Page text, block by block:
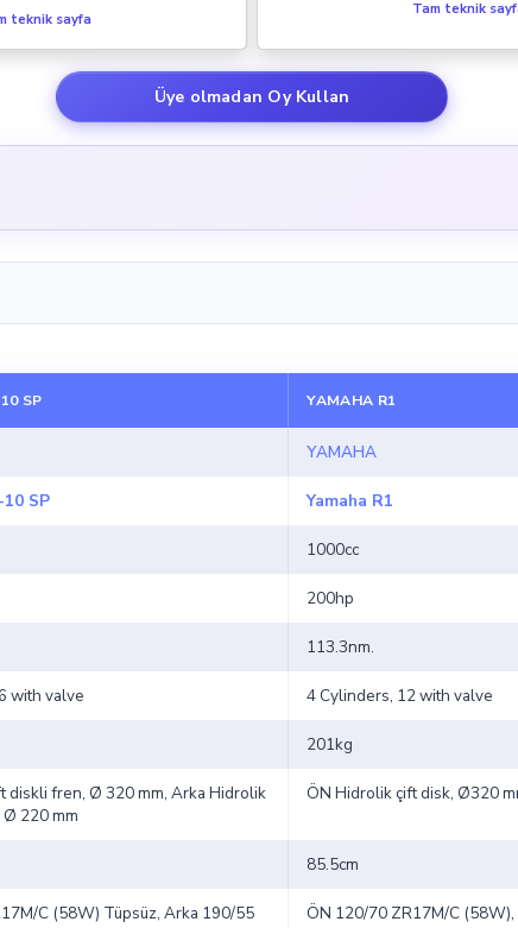
teknik sayfa
Tam teknik
Üye olmadan Oy Kullan
SP YAMAHA R1
YAMAHA
SP Yamaha R1
1000cc
200hp
113.3nm.
with valve 4 Cylinders, 12 with valve
201kg
diskli fren, Ø 320 mm, Arka Hidrolik
220 mm
ÖN Hidrolik çift disk, Ø320
85.5cm
C (58W) Tüpsüz, Arka 190/55
ÖN 120/70 ZR17M/C